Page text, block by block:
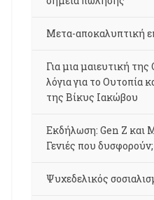
Μετα-αποκαλυπτική
Για μια μαιευτική της
λόγια για το Ουτοπία
της Βίκυς Ιακώβου
Εκδήλωση: Gen Z
Γενιές που δυσφορούν;
Ψυχεδελικός